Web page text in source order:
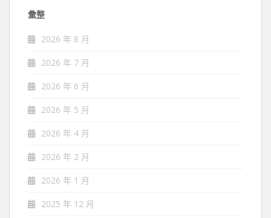
彙整
2026 年 8 月
2026 年 7 月
2026 年 6 月
2026 年 5 月
2026 年 4 月
2026 年 2 月
2026 年 1 月
2025 年 12 月